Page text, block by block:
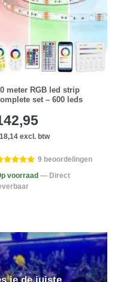
meter RGB led strip
set – 600 leds
excl. btw
9 beoordelingen
voorraad — Direct
je de juiste